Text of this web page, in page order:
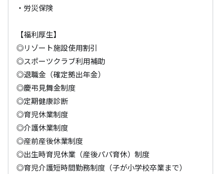
・労災保険
【福利厚生】
◎リゾート施設使用割引
◎スポーツクラブ利用補助
◎退職金（確定拠出年金）
◎慶弔見舞金制度
◎定期健康診断
◎育児休業制度
◎介護休業制度
◎産前産後休業制度
◎出生時育児休業（産後パパ育休）制度
◎育児介護短時間勤務制度（子が小学校卒業まで）